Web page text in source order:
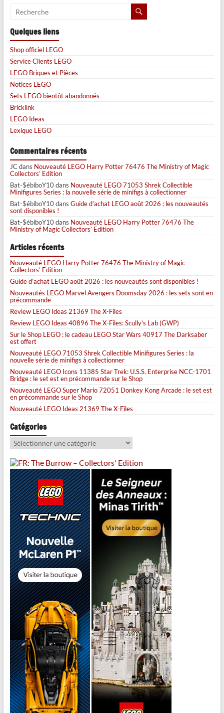
Quelques liens
Shop officiel LEGO
Service Clients LEGO
LEGO Briques et Pièces
Notices LEGO
Sets LEGO bientôt abandonnés
Bricklink
LEGO Ideas
Lexique LEGO
Commentaires récents
JCdans Nouveauté LEGO Harry Potter 76476 The Ministry of Magic
Collectors’ Edition
Bat-$ébiboY10dans Nouveauté LEGO 71053 Shrek Collectible
Minifigures Series : la nouvelle série de minifigs à collectionner
Bat-$ébiboY10dans Guide d’achat LEGO août 2026 : les nouveautés
sont disponibles !
Bat-$ébiboY10dans Nouveauté LEGO Harry Potter 76476 The
Ministry of Magic Collectors’ Edition
Articles récents
Nouveauté LEGO Harry Potter 76476 The Ministry of Magic
Collectors’ Edition
Guide d’achat LEGO août 2026 : les nouveautés sont disponibles !
Nouveautés LEGO Marvel Avengers Doomsday 2026 : les sets sont en
précommande
Review LEGO Ideas 21369 The X-Files
Review LEGO Ideas 40896 The X-Files: Scully’s Lab (GWP)
Sur le Shop LEGO : le cadeau LEGO Star Wars 40917 The Darksaber
est offert
Nouveauté LEGO 71053 Shrek Collectible Minifigures Series : la
nouvelle série de minifigs à collectionner
Nouveauté LEGO Icons 11385 Star Trek: U.S.S. Enterprise NCC-1701
Bridge : le set est en précommande sur le Shop
Nouveauté LEGO Super Mario 72051 Donkey Kong Arcade : le set est
en précommande sur le Shop
Nouveauté LEGO Ideas 21369 The X-Files
Catégories
Catégories